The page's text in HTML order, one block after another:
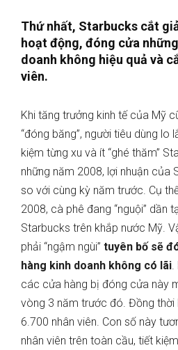
Thứ nhất, Starbucks cắt
hoạt động, đóng cửa
doanh không hiệu quả và
viên.
Khi tăng trưởng kinh tế của Mỹ
“đóng băng”, người tiêu dùng lo
kiệm từng xu và ít “ghé thăm”
những năm 2008, lợi nhuận của
so với cùng kỳ năm trước. Cụ
2008, cà phê đang “nguội” dần
Starbucks trên khắp nước Mỹ.
phải “ngậm ngùi” tuyên bố sẽ
hàng kinh doanh không có lãi.
các cửa hàng bị đóng cửa này
vòng 3 năm trước đó. Đồng thời
6.700 nhân viên. Con số này
nhân viên trên toàn cầu, tiết